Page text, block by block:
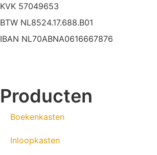
KVK 57049653
BTW NL8524.17.688.B01
IBAN NL70ABNA0616667876
Producten
Boekenkasten
Inloopkasten